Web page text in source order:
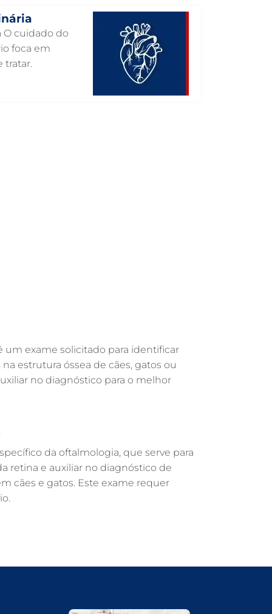
GUARULHOS
INTERNAÇÃO VETERINÁRIA 24 HORAS
INTENSIVISMO VETERINÁRIO EM
FARMÁCIA VETERINÁRIA EM
ENDOSCOPIA EM PETS EM GUARULHOS
ENDOCRINOLOGIA VETERINÁRIA EM
DERMATOLOGIA VETERINÁRIA EM
O cuidado do
foca em
tratar.
um exame solicitado para identificar
estrutura óssea de cães, gatos ou
no diagnóstico para o melhor
da oftalmologia, que serve para
retina e auxiliar no diagnóstico de
cães e gatos. Este exame requer